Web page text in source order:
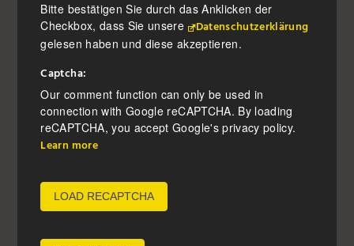
Bitte bestätigen Sie durch das Anklicken der
Checkbox, dass Sie unsere
Datenschutzerklärung
gelesen haben und diese akzeptieren.
Captcha:
Our comment function can only be used in
connection with Google reCAPTCHA. By loading
reCAPTCHA, you accept Google's privacy policy.
Learn more
LOAD RECAPTCHA